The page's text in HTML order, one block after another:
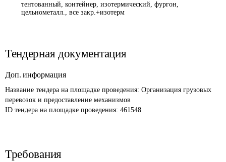
тентованный, контейнер, изотермический, фургон,
цельнометалл., все закр.+изотерм
Тендерная документация
Доп. информация
Название тендера на площадке проведения: Организация грузовых
перевозок и предоставление механизмов
ID тендера на площадке проведения: 461548
Требования